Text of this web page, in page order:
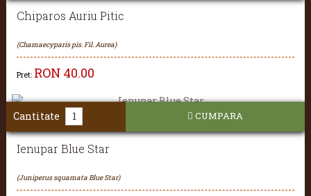
Chiparos Auriu Pitic
(Chamaecyparis pis. Fil. Aurea)
Pret: RON 40.00
Ienupar Blue Star
(Juniperus squamata Blue Star)
Cantitate CUMPARA